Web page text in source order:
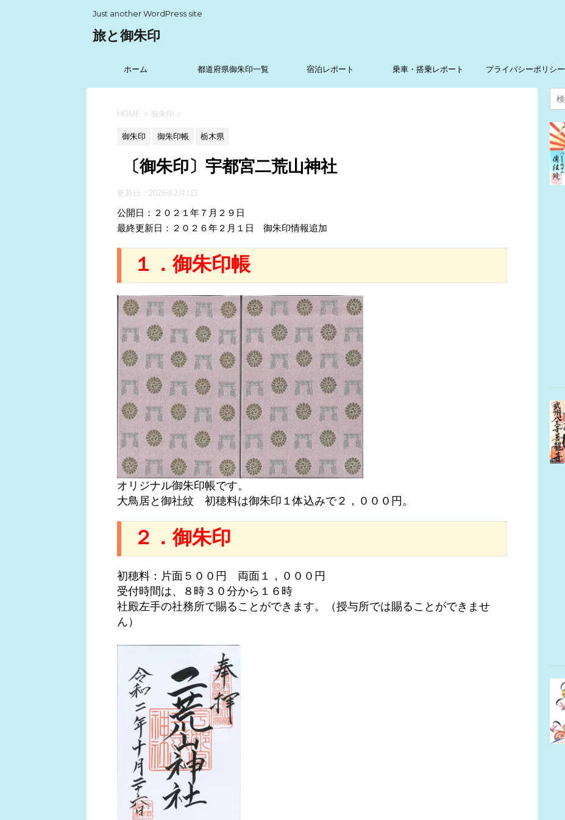
Just another WordPress site
旅と御朱印
ホーム 都道府県御朱印一覧 宿泊レポート 乗車・搭乗レポート プライバシーポリシー
HOME > 御朱印 >
御朱印 御朱印帳 栃木県
〔御朱印〕宇都宮二荒山神社
更新日： 2026年2月1日
公開日：２０２１年７月２９日
最終更新日：２０２６年２月１日 御朱印情報追加
１．御朱印帳
オリジナル御朱印帳です。
大鳥居と御社紋 初穂料は御朱印１体込みで２，０００円。
２．御朱印
初穂料：片面５００円 両面１，０００円
受付時間は、８時３０分から１６時
社殿左手の社務所で賜ることができます。（授与所では賜ることができませ
ん）